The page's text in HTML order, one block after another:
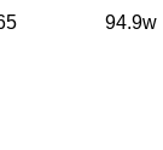
94.9w